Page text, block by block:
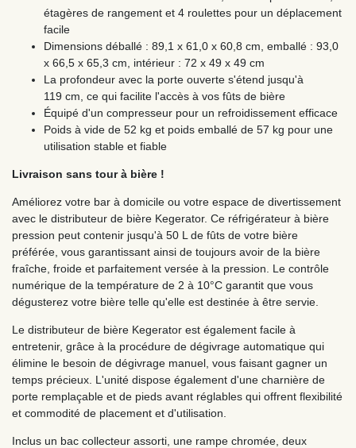
étagères de rangement et 4 roulettes pour un déplacement
facile
Dimensions déballé : 89,1 x 61,0 x 60,8 cm, emballé : 93,0
x 66,5 x 65,3 cm, intérieur : 72 x 49 x 49 cm
La profondeur avec la porte ouverte s'étend jusqu'à
119 cm, ce qui facilite l'accès à vos fûts de bière
Équipé d'un compresseur pour un refroidissement efficace
Poids à vide de 52 kg et poids emballé de 57 kg pour une
utilisation stable et fiable
Livraison sans tour à bière !
Améliorez votre bar à domicile ou votre espace de divertissement
avec le distributeur de bière Kegerator. Ce réfrigérateur à bière
pression peut contenir jusqu'à 50 L de fûts de votre bière
préférée, vous garantissant ainsi de toujours avoir de la bière
fraîche, froide et parfaitement versée à la pression. Le contrôle
numérique de la température de 2 à 10°C garantit que vous
dégusterez votre bière telle qu'elle est destinée à être servie.
Le distributeur de bière Kegerator est également facile à
entretenir, grâce à la procédure de dégivrage automatique qui
élimine le besoin de dégivrage manuel, vous faisant gagner un
temps précieux. L'unité dispose également d'une charnière de
porte remplaçable et de pieds avant réglables qui offrent flexibilité
et commodité de placement et d'utilisation.
Inclus un bac collecteur assorti, une rampe chromée, deux